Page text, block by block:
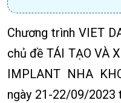
Chương trình VIET
chủ đề TÁI TẠO VÀ
IMPLANT NHA
ngày 21-22/09/2023